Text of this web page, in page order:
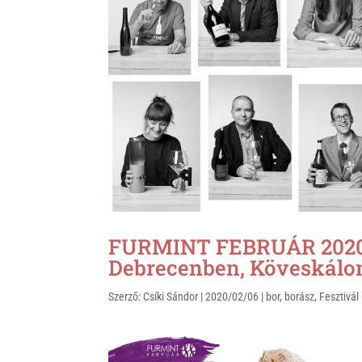
FURMINT FEBRUÁR
Debrecenben,
Szerző: Csíki Sándor |2020/02/06 | bor, borász, Fesztivál